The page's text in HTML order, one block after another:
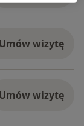
Umów wizytę
Umów wizytę